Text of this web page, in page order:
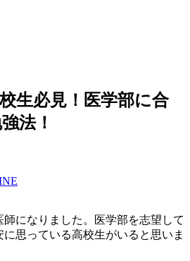
生必見！医学部に合
法！
になりました。医学部を志望して
思っている高校生がいると思いま